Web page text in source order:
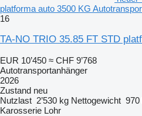
platforma auto 3500 KG
16
TA-NO TRIO 35.85 FT STD
EUR 10’450 ≈ CHF 9’768
Autotransportanhänger
2026
Zustand neu
Nutzlast 2’530 kg Nettogewicht 970
Karosserie Lohr